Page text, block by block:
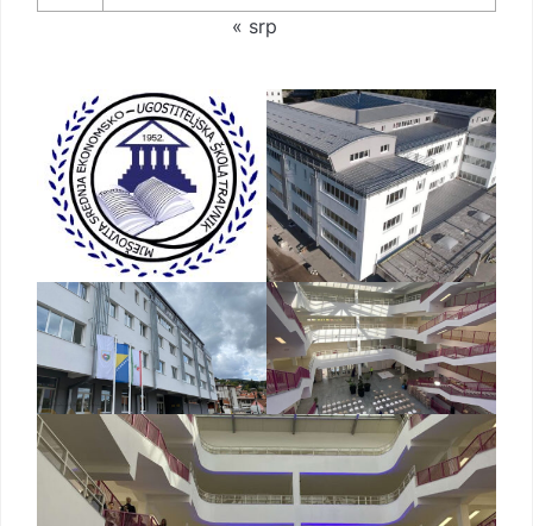
« srp